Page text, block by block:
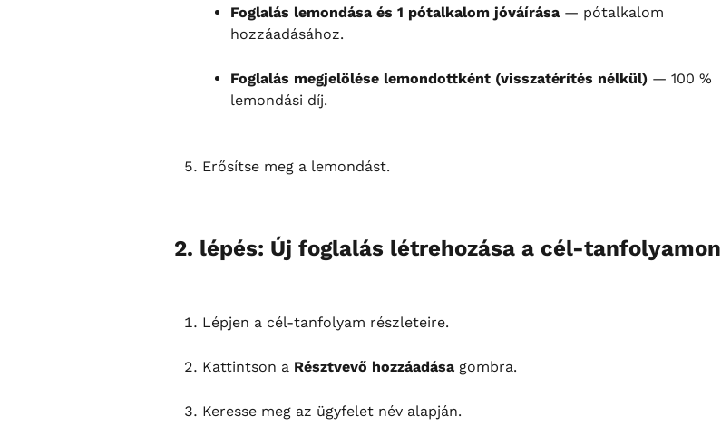
Foglalás lemondása és 1 pótalkalom jóváírása — pótalkalom
hozzáadásához.
Foglalás megjelölése lemondottként (visszatérítés nélkül) — 100 %
lemondási díj.
Erősítse meg a lemondást.
2. lépés: Új foglalás létrehozása a cél-tanfolyamon
Lépjen a cél-tanfolyam részleteire.
Kattintson a Résztvevő hozzáadása gombra.
Keresse meg az ügyfelet név alapján.